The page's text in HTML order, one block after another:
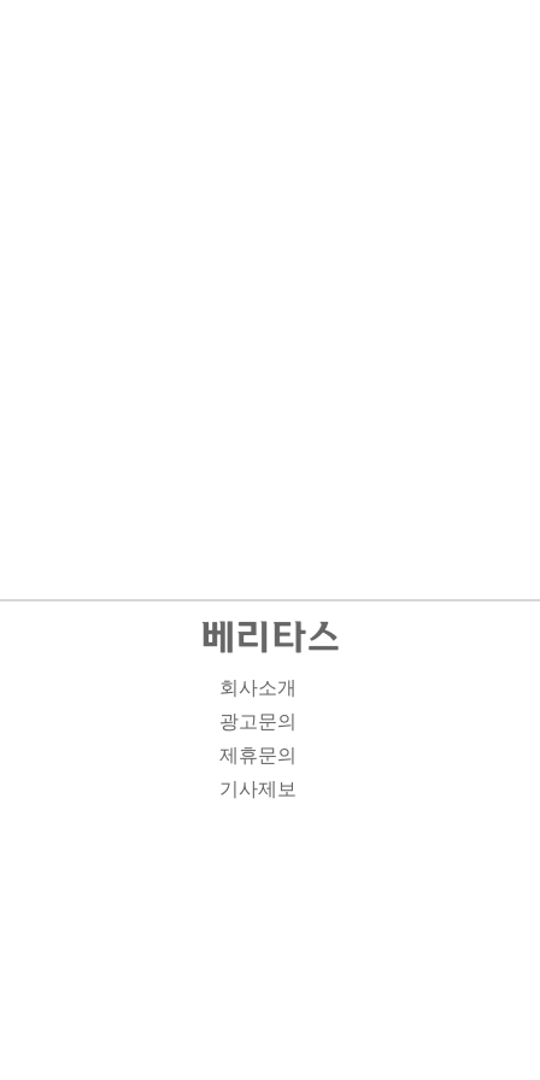
회사소개
광고문의
제휴문의
기사제보